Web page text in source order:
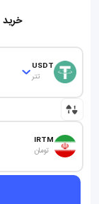
خرید
USDT
تتر
IRTM
تومان